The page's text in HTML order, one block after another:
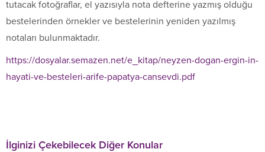
tutacak fotoğraflar, el yazısıyla nota defterine yazmış olduğu
bestelerinden örnekler ve bestelerinin yeniden yazılmış
notaları bulunmaktadır.
https://dosyalar.semazen.net/e_kitap/neyzen-dogan-ergin-in-
hayati-ve-besteleri-arife-papatya-cansevdi.pdf
İlginizi Çekebilecek Diğer Konular